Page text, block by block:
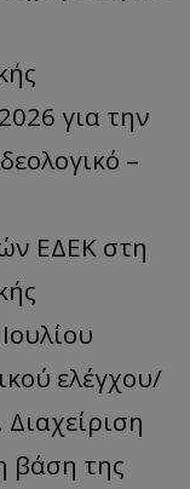
για την
–
ΕΔΕΚ στη
ελέγχου/
βάση της